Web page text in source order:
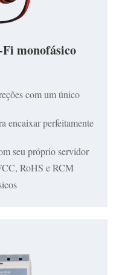
monofásico
com um único
encaixar perfeitamente
seu próprio servidor
RoHS e RCM